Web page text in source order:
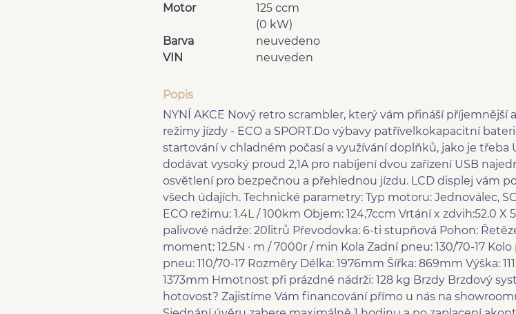
Motor
125 ccm
(0 kW)
Barva
neuvedeno
VIN
neuveden
Popis
NYNÍ AKCE Nový retro scrambler, který vám přináší příjemnější
režimy jízdy - ECO a SPORT.Do výbavy patřívelkokapacitní
startování v chladném počasí a využívání doplňků, jako je třeba
dodávat vysoký proud 2,1A pro nabíjení dvou zařízení USB
osvětlení pro bezpečnou a přehlednou jízdu. LCD displej vám
všech údajích. Technické parametry: Typ motoru: Jednoválec,
ECO režimu: 1.4L / 100km Objem: 124,7ccm Vrtání x zdvih:52.0 X
palivové nádrže: 20litrů Převodovka: 6-ti stupňová Pohon:
moment: 12.5N · m / 7000r / min Kola Zadní pneu: 130/70-17 Kolo
pneu: 110/70-17 Rozměry Délka: 1976mm Šířka: 869mm Výška:
1373mm Hmotnost při prázdné nádrži: 128 kg Brzdy Brzdový
hotovost? Zajistíme Vám financování přímo u nás na